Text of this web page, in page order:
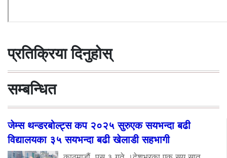
प्रतिक्रिया दिनुहोस्
सम्बन्धित
जेम्स थन्डरबोल्ट्स कप २०२५ सुरुएक सयभन्दा बढी
विद्यालयका ३५ सयभन्दा बढी खेलाडी सहभागी